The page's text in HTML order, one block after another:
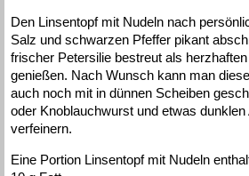
Den Linsentopf mit Nudeln nach
Salz und schwarzen Pfeffer pikant
frischer Petersilie bestreut als
genießen. Nach Wunsch kann man
auch noch mit in dünnen Scheiben
oder Knoblauchwurst und etwas
verfeinern.
Eine Portion Linsentopf mit Nudeln